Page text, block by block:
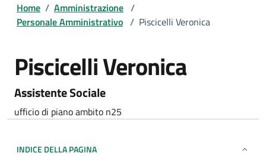
Home / Amministrazione /
Personale Amministrativo / Piscicelli Veronica
Piscicelli Veronica
Assistente Sociale
ufficio di piano ambito n25
INDICE DELLA PAGINA